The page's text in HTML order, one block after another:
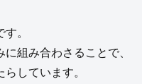
。
組み合わさることで、
しています。